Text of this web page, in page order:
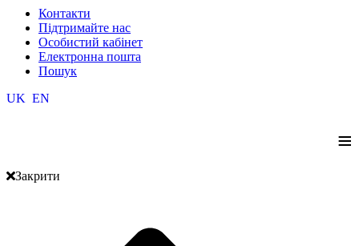
Контакти
Підтримайте нас
Особистий кабінет
Електронна пошта
Пошук
UK EN
≡
Закрити